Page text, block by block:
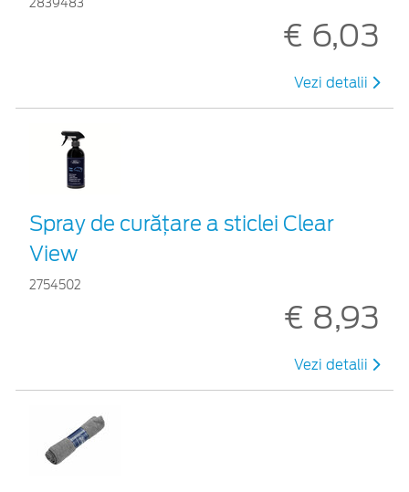
2839483
€ 6,03
Vezi detalii
Spray de curățare a sticlei Clear
View
2754502
€ 8,93
Vezi detalii